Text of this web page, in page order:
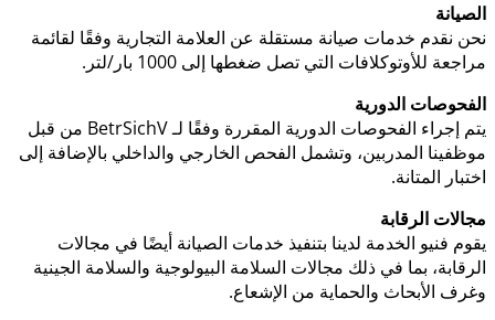
الصيانة
نحن نقدم خدمات صيانة مستقلة عن العلامة التجارية وفقًا لقائمة
مراجعة للأوتوكلافات التي تصل ضغطها إلى 1000 بار/لتر.
الفحوصات الدورية
يتم إجراء الفحوصات الدورية المقررة وفقًا لـ BetrSichV من قبل
موظفينا المدربين، وتشمل الفحص الخارجي والداخلي بالإضافة إلى
اختبار المتانة.
مجالات الرقابة
يقوم فنيو الخدمة لدينا بتنفيذ خدمات الصيانة أيضًا في مجالات
الرقابة، بما في ذلك مجالات السلامة البيولوجية والسلامة الجينية
وغرف الأبحاث والحماية من الإشعاع.